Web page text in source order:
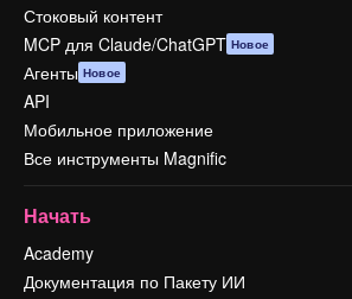
Стоковый контент
MCP для Claude/ChatGPT Новое
Агенты Новое
API
Мобильное приложение
Все инструменты Magnific
Начать
Academy
Документация по Пакету ИИ